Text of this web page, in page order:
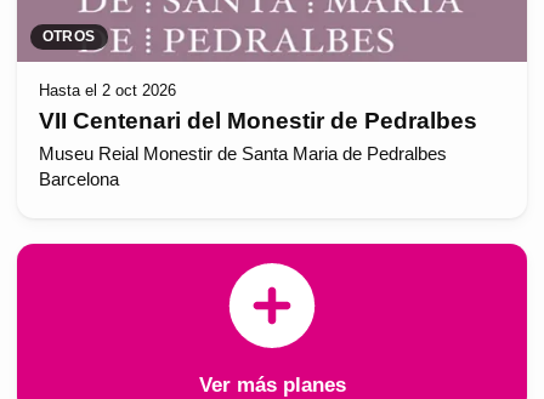
OTROS
Hasta el 2 oct 2026
VII Centenari del Monestir de Pedralbes
Museu Reial Monestir de Santa Maria de Pedralbes
Barcelona
Ver más planes